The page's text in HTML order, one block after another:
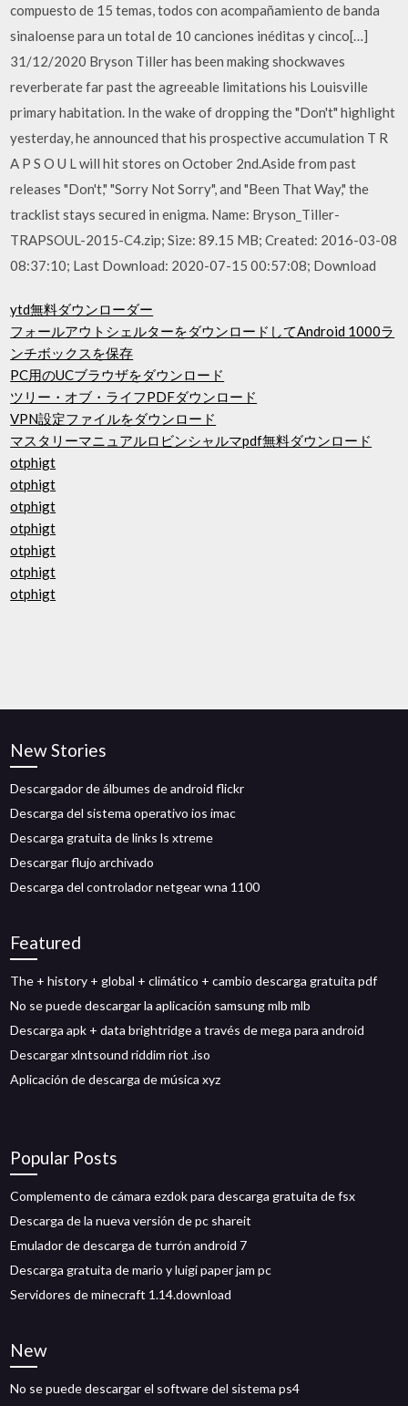
compuesto de 15 temas, todos con acompañamiento de banda
sinaloense para un total de 10 canciones inéditas y cinco[…]
31/12/2020 Bryson Tiller has been making shockwaves
reverberate far past the agreeable limitations his Louisville
primary habitation. In the wake of dropping the "Don't" highlight
yesterday, he announced that his prospective accumulation T R
A P S O U L will hit stores on October 2nd.Aside from past
releases "Don't," "Sorry Not Sorry", and "Been That Way," the
tracklist stays secured in enigma. Name: Bryson_Tiller-
TRAPSOUL-2015-C4.zip; Size: 89.15 MB; Created: 2016-03-08
08:37:10; Last Download: 2020-07-15 00:57:08; Download
ytd無料ダウンローダー
フォールアウトシェルターをダウンロードしてAndroid 1000ラ
ンチボックスを保存
PC用のUCブラウザをダウンロード
ツリー・オブ・ライフPDFダウンロード
VPN設定ファイルをダウンロード
マスタリーマニュアルロビンシャルマpdf無料ダウンロード
otphigt
otphigt
otphigt
otphigt
otphigt
otphigt
otphigt
New Stories
Descargador de álbumes de android flickr
Descarga del sistema operativo ios imac
Descarga gratuita de links ls xtreme
Descargar flujo archivado
Descarga del controlador netgear wna 1100
Featured
The + history + global + climático + cambio descarga gratuita pdf
No se puede descargar la aplicación samsung mlb mlb
Descarga apk + data brightridge a través de mega para android
Descargar xlntsound riddim riot .iso
Aplicación de descarga de música xyz
Popular Posts
Complemento de cámara ezdok para descarga gratuita de fsx
Descarga de la nueva versión de pc shareit
Emulador de descarga de turrón android 7
Descarga gratuita de mario y luigi paper jam pc
Servidores de minecraft 1.14.download
New
No se puede descargar el software del sistema ps4